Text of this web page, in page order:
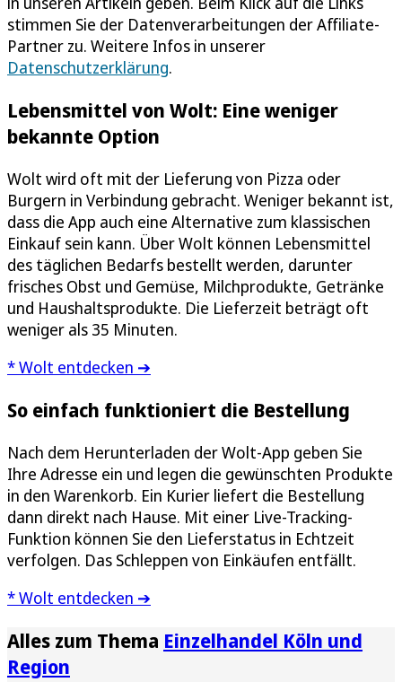
stimmen Sie der Datenverarbeitungen der Affiliate-
Partner zu. Weitere Infos in unserer
Datenschutzerklärung.
Lebensmittel von Wolt: Eine weniger
bekannte Option
Wolt wird oft mit der Lieferung von Pizza oder
Burgern in Verbindung gebracht. Weniger bekannt ist,
dass die App auch eine Alternative zum klassischen
Einkauf sein kann. Über Wolt können Lebensmittel
des täglichen Bedarfs bestellt werden, darunter
frisches Obst und Gemüse, Milchprodukte, Getränke
und Haushaltsprodukte. Die Lieferzeit beträgt oft
weniger als 35 Minuten.
* Wolt entdecken ➔
So einfach funktioniert die Bestellung
Nach dem Herunterladen der Wolt-App geben Sie
Ihre Adresse ein und legen die gewünschten Produkte
in den Warenkorb. Ein Kurier liefert die Bestellung
dann direkt nach Hause. Mit einer Live-Tracking-
Funktion können Sie den Lieferstatus in Echtzeit
verfolgen. Das Schleppen von Einkäufen entfällt.
* Wolt entdecken ➔
Alles zum Thema Einzelhandel Köln und
Region